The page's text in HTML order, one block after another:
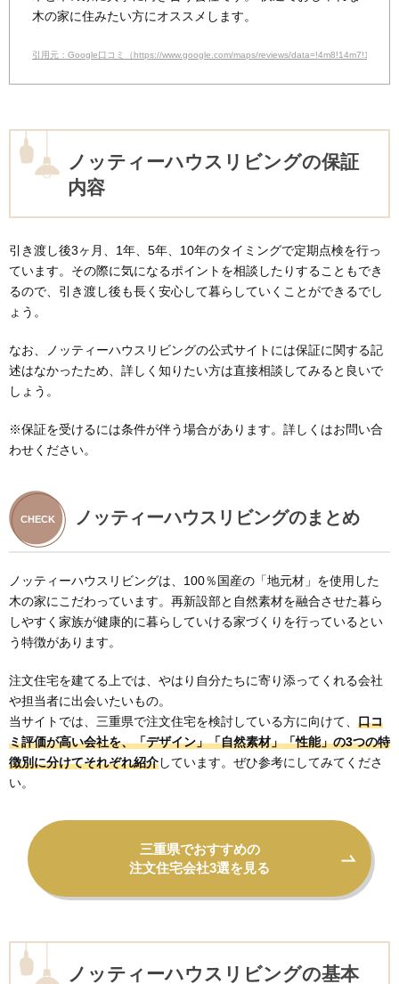
木の家に住みたい方にオススメします。
引用元：Google口コミ（https://www.google.com/maps/reviews/
ノッティーハウスリビングの保証
内容
引き渡し後3ヶ月、1年、5年、10年のタイミングで定期点検を行っ
ています。その際に気になるポイントを相談したりすることもでき
るので、引き渡し後も長く安心して暮らしていくことができるでし
ょう。
なお、ノッティーハウスリビングの公式サイトには保証に関する記
述はなかったため、詳しく知りたい方は直接相談してみると良いで
しょう。
※保証を受けるには条件が伴う場合があります。詳しくはお問い合
わせください。
ノッティーハウスリビングのまとめ
ノッティーハウスリビングは、100％国産の「地元材」を使用した
木の家にこだわっています。再新設部と自然素材を融合させた暮ら
しやすく家族が健康的に暮らしていける家づくりを行っているとい
う特徴があります。
注文住宅を建てる上では、やはり自分たちに寄り添ってくれる会社
や担当者に出会いたいもの。
当サイトでは、三重県で注文住宅を検討している方に向けて、 口コ
ミ評価が高い会社を、「デザイン」「自然素材」「性能」の3つの特
徴別に分けてそれぞれ紹介しています。ぜひ参考にしてみてくださ
い。
三重県でおすすめの
注文住宅会社3選を見る
ノッティーハウスリビングの基本